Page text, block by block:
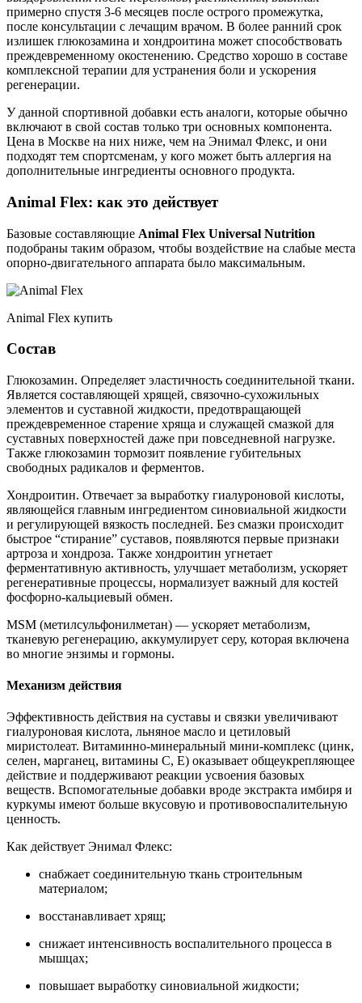
примерно спустя 3-6 месяцев после острого промежутка,
после консультации с лечащим врачом. В более ранний срок
излишек глюкозамина и хондроитина может способствовать
преждевременному окостенению. Средство хорошо в составе
комплексной терапии для устранения боли и ускорения
регенерации.
У данной спортивной добавки есть аналоги, которые обычно
включают в свой состав только три основных компонента.
Цена в Москве на них ниже, чем на Энимал Флекс, и они
подходят тем спортсменам, у кого может быть аллергия на
дополнительные ингредиенты основного продукта.
Animal Flex: как это действует
Базовые составляющие Animal Flex Universal Nutrition
подобраны таким образом, чтобы воздействие на слабые места
опорно-двигательного аппарата было максимальным.
Animal Flex купить
Состав
Глюкозамин. Определяет эластичность соединительной ткани.
Является составляющей хрящей, связочно-сухожильных
элементов и суставной жидкости, предотвращающей
преждевременное старение хряща и служащей смазкой для
суставных поверхностей даже при повседневной нагрузке.
Также глюкозамин тормозит появление губительных
свободных радикалов и ферментов.
Хондроитин. Отвечает за выработку гиалуроновой кислоты,
являющейся главным ингредиентом синовиальной жидкости
и регулирующей вязкость последней. Без смазки происходит
быстрое “стирание” суставов, появляются первые признаки
артроза и хондроза. Также хондроитин угнетает
ферментативную активность, улучшает метаболизм, ускоряет
регенеративные процессы, нормализует важный для костей
фосфорно-кальциевый обмен.
MSM (метилсульфонилметан) — ускоряет метаболизм,
тканевую регенерацию, аккумулирует серу, которая включена
во многие энзимы и гормоны.
Механизм действия
Эффективность действия на суставы и связки увеличивают
гиалуроновая кислота, льняное масло и цетиловый
миристолеат. Витаминно-минеральный мини-комплекс (цинк,
селен, марганец, витамины C, E) оказывает общеукрепляющее
действие и поддерживают реакции усвоения базовых
веществ. Вспомогательные добавки вроде экстракта имбиря и
куркумы имеют больше вкусовую и противовоспалительную
ценность.
Как действует Энимал Флекс:
снабжает соединительную ткань строительным
материалом;
восстанавливает хрящ;
снижает интенсивность воспалительного процесса в
мышцах;
повышает выработку синовиальной жидкости;